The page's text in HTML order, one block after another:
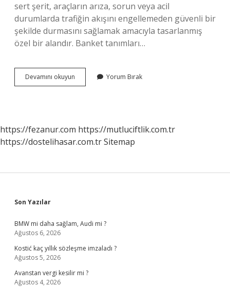
sert şerit, araçların arıza, sorun veya acil
durumlarda trafiğin akışını engellemeden güvenli bir
şekilde durmasını sağlamak amacıyla tasarlanmış
özel bir alandır. Banket tanımları…
Devamını okuyun
Mutfağı
Yorum Bırak
https://fezanur.com https://mutluciftlik.com.tr
https://dostelihasar.com.trSitemap
Sidebar
Son Yazılar
BMW mi daha sağlam, Audi mi ?
Ağustos 6, 2026
Kostić kaç yıllık sözleşme imzaladı ?
Ağustos 5, 2026
Avanstan vergi kesilir mi ?
Ağustos 4, 2026